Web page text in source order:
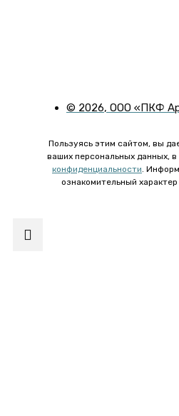
© 2026, ООО «ПКФ
Пользуясь этим сайтом, вы
ваших персональных данных,
конфиденциальности.
ознакомительный